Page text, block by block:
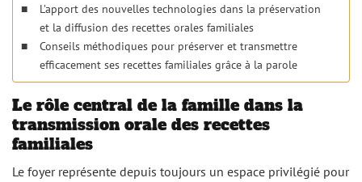
L’apport des nouvelles technologies dans la préservation
et la diffusion des recettes orales familiales
Conseils méthodiques pour préserver et transmettre
efficacement ses recettes familiales grâce à la parole
Le rôle central de la famille dans la
transmission orale des recettes
familiales
Le foyer représente depuis toujours un espace privilégié pour